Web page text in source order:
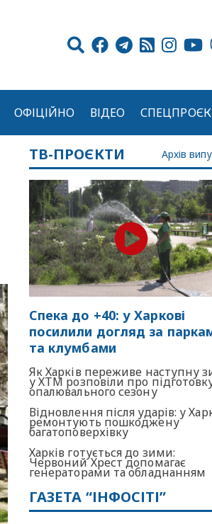
ОФІЦІЙНО ВІДЕО
ТВ-ПРОЄКТИ Архів
Спека до +40: у Харкові
посилили догляд за
та клумбами
Як Харків переживе наступну
у ХТМ розповіли про
опалювального сезону
Відновлення після ударів: у
ремонтують пошкоджену
багатоповерхівку
Харків готується до зими:
Червоний Хрест допомагає
генераторами та обладнанням
ГАЗЕТА “ІНФОСІТІ”